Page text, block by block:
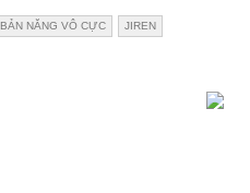
BẢN NĂNG VÔ CỰC JIREN